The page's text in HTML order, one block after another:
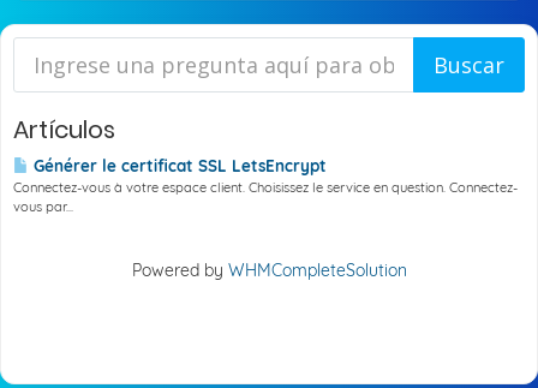
Artículos
Générer le certificat SSL LetsEncrypt
Connectez-vous à votre espace client. Choisissez le service en question. Connectez-
vous par...
Powered by WHMCompleteSolution